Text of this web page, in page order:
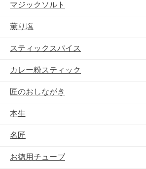
マジックソルト
薫り塩
スティックスパイス
カレー粉スティック
匠のおしながき
本生
名匠
お徳用チューブ